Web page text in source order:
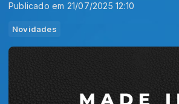
Publicado em 21/07/2025 12:10
Novidades